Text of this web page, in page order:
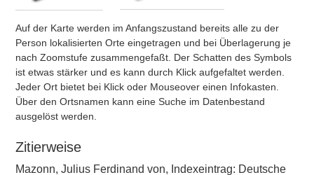
Auf der Karte werden im Anfangszustand bereits alle zu der
Person lokalisierten Orte eingetragen und bei Überlagerung je
nach Zoomstufe zusammengefaßt. Der Schatten des Symbols
ist etwas stärker und es kann durch Klick aufgefaltet werden.
Jeder Ort bietet bei Klick oder Mouseover einen Infokasten.
Über den Ortsnamen kann eine Suche im Datenbestand
ausgelöst werden.
Zitierweise
Mazonn, Julius Ferdinand von, Indexeintrag: Deutsche